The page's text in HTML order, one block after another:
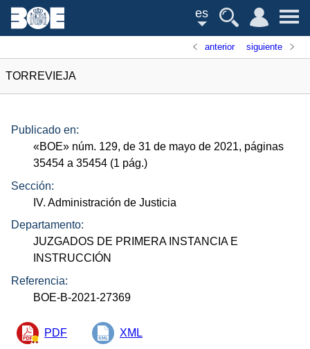
es
anterior siguiente
TORREVIEJA
Publicado en:
«BOE» núm. 129, de 31 de mayo de 2021, páginas
35454 a 35454 (1 pág.)
Sección:
IV. Administración de Justicia
Departamento:
JUZGADOS DE PRIMERA INSTANCIA E
INSTRUCCIÓN
Referencia:
BOE-B-2021-27369
PDF XML